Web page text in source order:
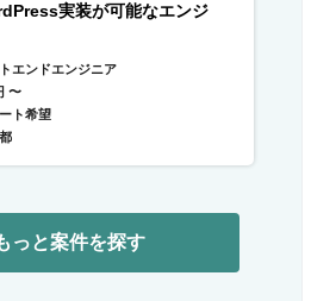
実装が可能なエンジ
エンドエンジニア
〜
ト希望
っと案件を探す